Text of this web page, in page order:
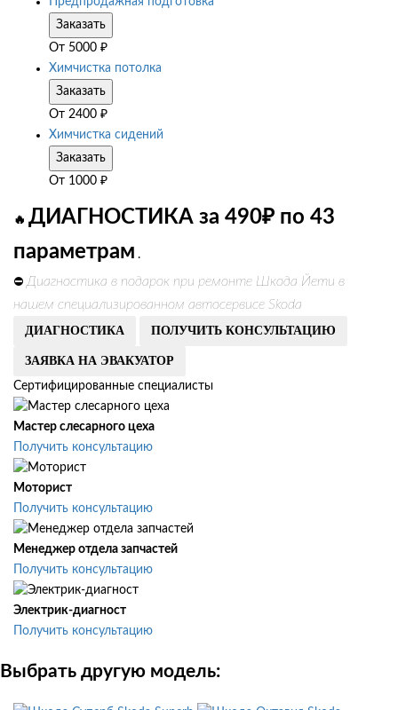
Заказать
От 5000 ₽
Химчистка потолка
Заказать
От 2400 ₽
Химчистка сидений
Заказать
От 1000 ₽
🔥 ДИАГНОСТИКА за 490₽ по 43
параметрам .
⛔ Диагностика в подарок при ремонте Шкода Йети в
нашем специализированном автосервисе Skoda
ДИАГНОСТИКА ПОЛУЧИТЬ КОНСУЛЬТАЦИЮ
ЗАЯВКА НА ЭВАКУАТОР
Сертифицированные специалисты
Мастер слесарного цеха
Получить консультацию
Моторист
Получить консультацию
Менеджер отдела запчастей
Получить консультацию
Электрик-диагност
Получить консультацию
Выбрать другую модель: